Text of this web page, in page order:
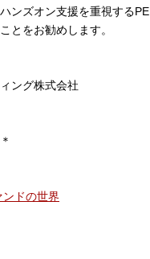
ンズオン支援を重視する
とをお勧めします。
ング株式会社
ドの世界